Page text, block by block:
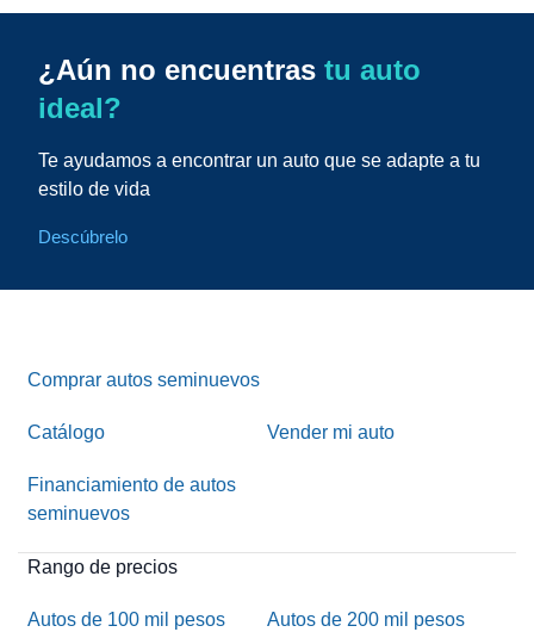
¿Aún no encuentras tu auto
ideal?
Te ayudamos a encontrar un auto que se adapte a tu
estilo de vida
Descúbrelo
Comprar autos seminuevos
Catálogo Vender mi auto
Financiamiento de autos
seminuevos
Rango de precios
Autos de 100 mil pesos Autos de 200 mil pesos